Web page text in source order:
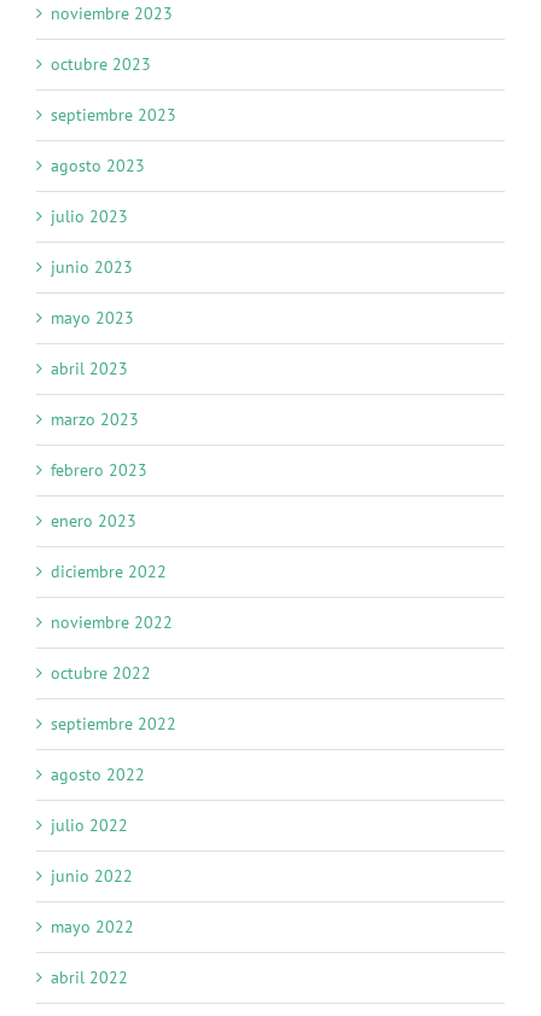
noviembre 2023
octubre 2023
septiembre 2023
agosto 2023
julio 2023
junio 2023
mayo 2023
abril 2023
marzo 2023
febrero 2023
enero 2023
diciembre 2022
noviembre 2022
octubre 2022
septiembre 2022
agosto 2022
julio 2022
junio 2022
mayo 2022
abril 2022